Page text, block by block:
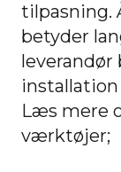
tilpasning.
betyder
Læs mere
værktøjer;